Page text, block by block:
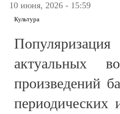
10 июня, 2026 - 15:59
Культура
актуальных
произведений
периодических